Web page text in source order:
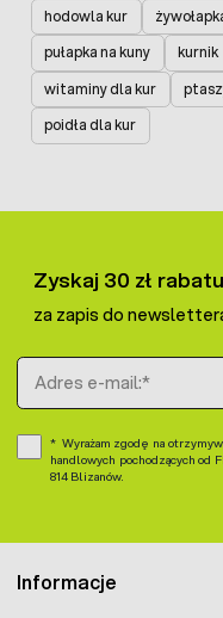
hodowla kur
pułapka na kuny
kurnik
witaminy dla kur
poidła dla kur
Informacje
Zyskaj 30 zł rabatu
za zapis do
Adres e-mail
Wyrażam zgodę na
handlowych pochodzących od
814 Blizanów.